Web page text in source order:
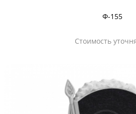
Ф-155
Стоимость